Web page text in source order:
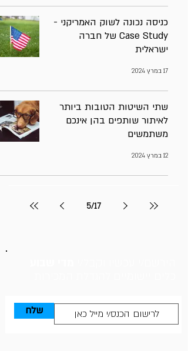
כניסה נכונה לשוק האמריקני -
Case Study של חברה
ישראלית
17 במרץ 2024
שתי השיטות הטובות ביותר
לאיתור שותפים בהן אינכם
משתמשים
12 במרץ 2024
5/17
שלח